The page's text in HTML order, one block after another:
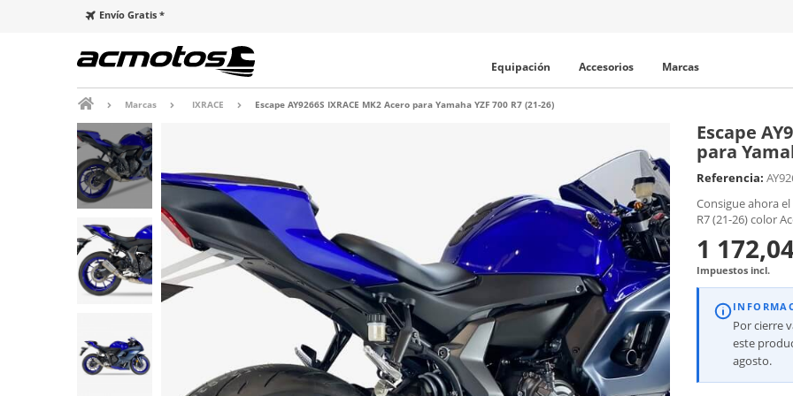
Envío Gratis *
Equipación Accesorios Marcas
Marcas IXRACE Escape AY9266S IXRACE MK2 Acero para Yamaha YZF 700 R7 (21-26)
Escape
para
Referencia:
Consigue ahora el
R7 (21-26) color
1
Impuestos incl.
Por cierre
este
agosto.